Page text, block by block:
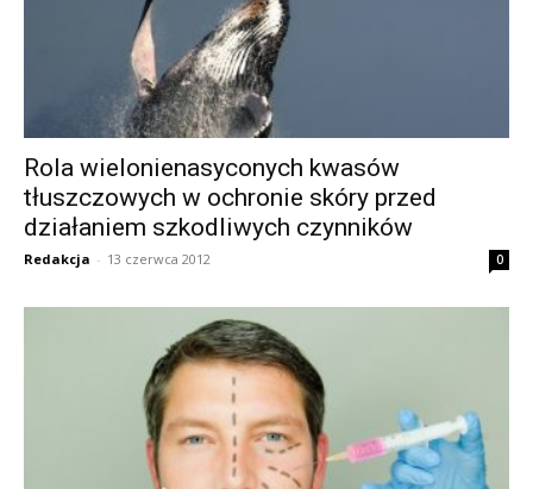
Rola wielonienasyconych kwasów
tłuszczowych w ochronie skóry przed
działaniem szkodliwych czynników
Redakcja - 13 czerwca 2012 0